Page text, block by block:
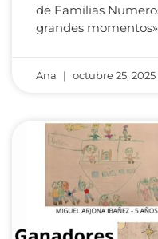
de Familias
grandes momentos»
Ana octubre 25, 2025